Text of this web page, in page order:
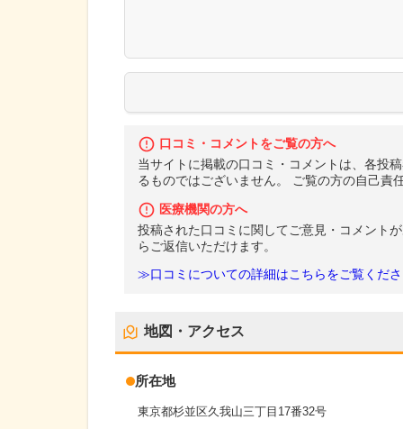
口コミ・コメントをご覧の方へ
当サイトに掲載の口コミ・コメントは、各投
るものではございません。 ご覧の方の自己責
医療機関の方へ
投稿された口コミに関してご意見・コメント
らご返信いただけます。
≫口コミについての詳細はこちらをご覧くださ
地図・アクセス
所在地
東京都杉並区久我山三丁目17番32号